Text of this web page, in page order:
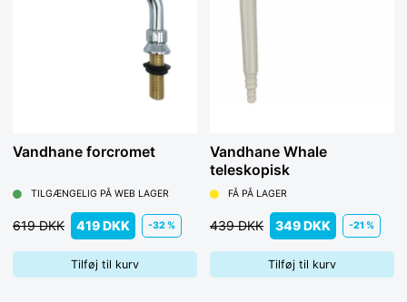
Vandhane forcromet
TILGÆNGELIG PÅ WEB LAGER
419 DKK
619 DKK -32 %
Tilføj til kurv
Vandhane Whale
teleskopisk
FÅ PÅ LAGER
349 DKK
439 DKK -21 %
Tilføj til kurv